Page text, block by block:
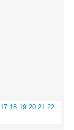
17 18 19 20 21 22